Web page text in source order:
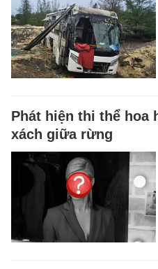
Phát hiện thi thể hoa
xách giữa rừng